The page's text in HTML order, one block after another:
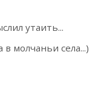
утаить...
молчаньи села...)